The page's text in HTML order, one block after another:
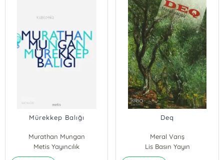
Mürekkep Balığı
Murathan Mungan
Metis Yayıncılık
Deq
Meral Varış
Lis Basın Yayın